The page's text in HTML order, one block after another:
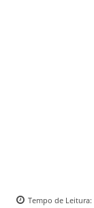
Tempo de Leitura: